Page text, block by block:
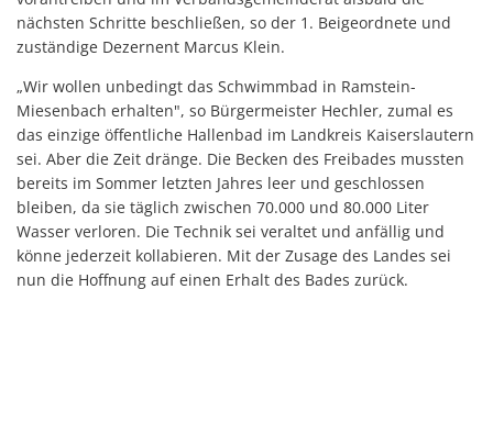
nächsten Schritte beschließen, so der 1. Beigeordnete und
zuständige Dezernent Marcus Klein.
„Wir wollen unbedingt das Schwimmbad in Ramstein-
Miesenbach erhalten", so Bürgermeister Hechler, zumal es
das einzige öffentliche Hallenbad im Landkreis Kaiserslautern
sei. Aber die Zeit dränge. Die Becken des Freibades mussten
bereits im Sommer letzten Jahres leer und geschlossen
bleiben, da sie täglich zwischen 70.000 und 80.000 Liter
Wasser verloren. Die Technik sei veraltet und anfällig und
könne jederzeit kollabieren. Mit der Zusage des Landes sei
nun die Hoffnung auf einen Erhalt des Bades zurück.